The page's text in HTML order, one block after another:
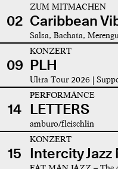
02
ZUM MITMACHEN
Caribbean
Salsa, Bachata,
09
KONZERT
PLH
Ultra Tour 2026 |
14
PERFORMANCE
LETTERS
amburo/fleischlin
15
KONZERT
Intercity Jazz